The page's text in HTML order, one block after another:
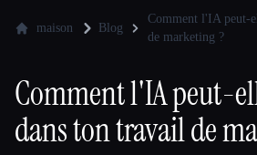
🎨
🎓Étudiants 🎬
maison Blog
Comment l'IA peut-
de marketing ?
Comment l'IA peut-
dans ton travail de